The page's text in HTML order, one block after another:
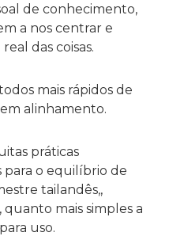
de conhecimento,
a nos centrar e
das coisas.
mais rápidos de
alinhamento.
práticas
para o equilíbrio de
tailandês,,
mais simples a
uso.